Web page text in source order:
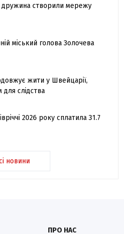
створили мережу
міський голова Золочева
жити у Швейцарії,
слідства
2026 року сплатила 31.7
новини
ПРО НАС